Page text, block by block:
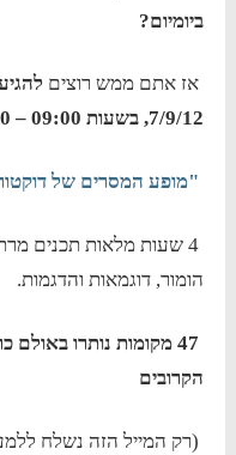
ביומיום?
אז אתם ממש רוצים
7/9/12, בשעות 09:00 – 13:00 –
"מופע המסרים של
4 שעות מלאות תכנים
הומור, דוגמאות והדגמות.
47 מקומות נותרו
הקרובים
(רק המייל הזה נשלח ללמעלה מ-